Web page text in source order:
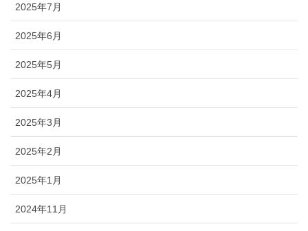
2025年7月
2025年6月
2025年5月
2025年4月
2025年3月
2025年2月
2025年1月
2024年11月